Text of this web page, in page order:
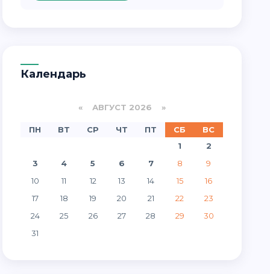
Календарь
«АВГУСТ 2026 »
ПН ВТ СР ЧТ ПТ СБ
ВС
1
2
3
4 5 6 7 8
9
10
11 12 13 14 15
16
17
18 19 20 21 22
23
24
25 26 27 28 29
30
31